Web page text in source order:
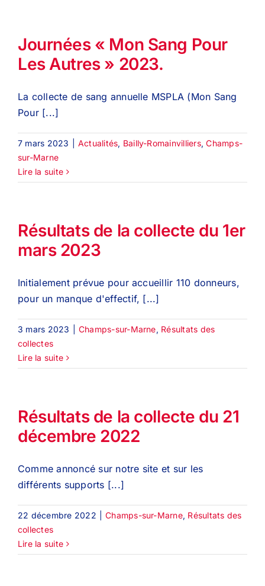
Journées « Mon Sang Pour
Les Autres » 2023.
La collecte de sang annuelle MSPLA (Mon Sang
Pour [...]
7 mars 2023 Actualités, Bailly-Romainvilliers,Champs-
sur-Marne
Lire la suite
Résultats de la collecte du 1er
mars 2023
Initialement prévue pour accueillir 110 donneurs,
pour un manque d'effectif, [...]
3 mars 2023 Champs-sur-Marne, Résultats des
collectes
Lire la suite
Résultats de la collecte du 21
décembre 2022
Comme annoncé sur notre site et sur les
différents supports [...]
22 décembre 2022 Champs-sur-Marne, Résultats des
collectes
Lire la suite